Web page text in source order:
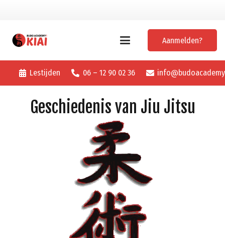
Aanmelden?
Lestijden 06 – 12 90 02 36
Geschiedenis van Jiu Jitsu